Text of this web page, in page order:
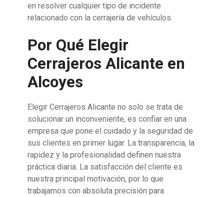
en resolver cualquier tipo de incidente
relacionado con la cerrajería de vehículos.
Por Qué Elegir
Cerrajeros Alicante en
Alcoyes
Elegir Cerrajeros Alicante no solo se trata de
solucionar un inconveniente, es confiar en una
empresa que pone el cuidado y la seguridad de
sus clientes en primer lugar. La transparencia, la
rapidez y la profesionalidad definen nuestra
práctica diaria. La satisfacción del cliente es
nuestra principal motivación, por lo que
trabajamos con absoluta precisión para